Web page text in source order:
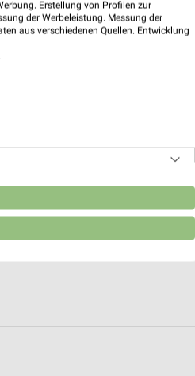
Erstellung von Profilen zur
der Werbeleistung. Messung der
aus verschiedenen Quellen. Entwicklung